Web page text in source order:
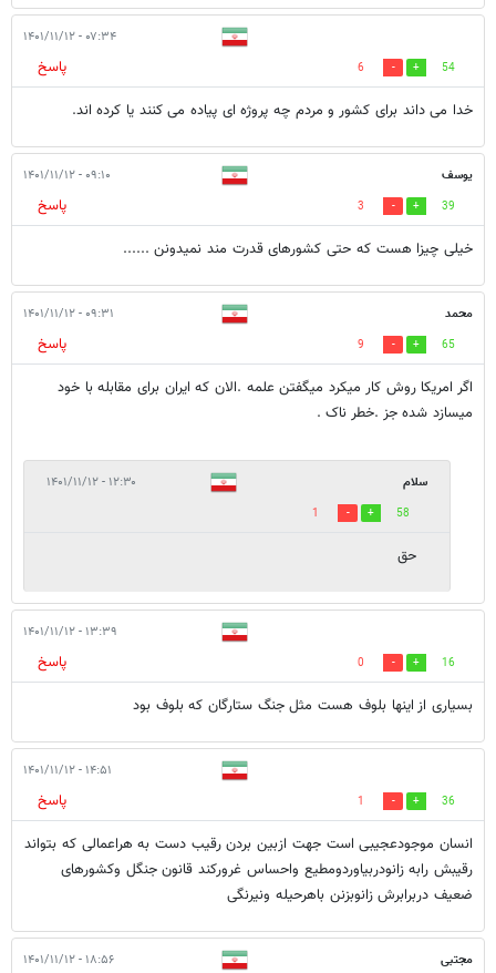
۰۷:۳۴ - ۱۴۰۱/۱۱/۱۲
54
6
پاسخ
خدا می داند برای کشور و مردم چه پروژه ای پیاده می کنند یا کرده اند.
یوسف ۰۹:۱۰ - ۱۴۰۱/۱۱/۱۲
39
3
پاسخ
خیلی چیزا هست که حتی کشورهای قدرت مند نمیدونن ......
محمد ۰۹:۳۱ - ۱۴۰۱/۱۱/۱۲
65
9
پاسخ
اگر امریکا روش کار میکرد میگفتن علمه .الان که ایران برای مقابله با خود
میسازد شده جز .خطر ناک .
سلام ۱۲:۳۰ - ۱۴۰۱/۱۱/۱۲
58
1
حق
۱۳:۳۹ - ۱۴۰۱/۱۱/۱۲
16
0
پاسخ
بسیاری از اینها بلوف هست مثل جنگ ستارگان که بلوف بود
۱۴:۵۱ - ۱۴۰۱/۱۱/۱۲
36
1
پاسخ
انسان موجودعجیبی است جهت ازبین بردن رقیب دست به هراعمالی که بتواند
رقیبش رابه زانودربیاوردومطیع واحساس غرورکند قانون جنگل وکشورهای
ضعیف دربرابرش زانوبزنن باهرحیله ونیرنگی
مجتبی ۱۸:۵۶ - ۱۴۰۱/۱۱/۱۲